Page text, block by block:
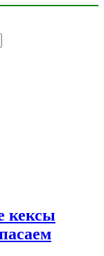
кексы